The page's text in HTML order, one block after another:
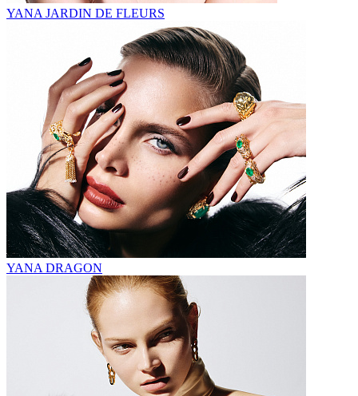
YANA JARDIN DE FLEURS
YANA DRAGON